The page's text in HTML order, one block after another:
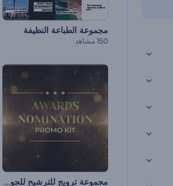
مجموعة الطباعة النظيفة
150 مشاهد
مجموعة ترويج للترشيح للجوائز